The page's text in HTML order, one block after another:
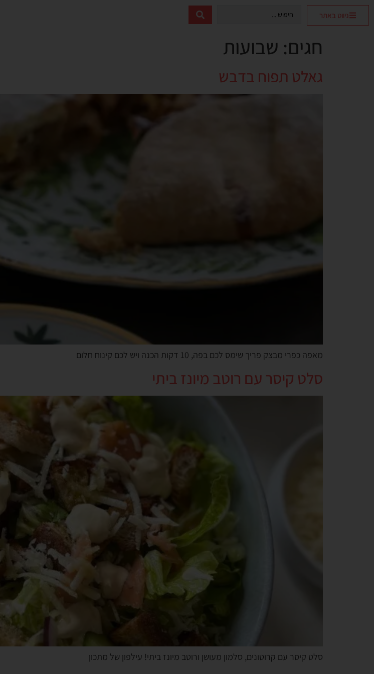
ניווט באתר
חגים: שבועות
גאלט תפוח בדבש
מאפה כפרי מבצק פריך שימס לכם בפה, 10 דקות הכנה ויש לכם קינוח חלום
סלט קיסר עם רוטב מיונז ביתי
סלט קיסר עם קרוטונים, סלמון מעושן ורוטב מיונז ביתי! עילפון של מתכון